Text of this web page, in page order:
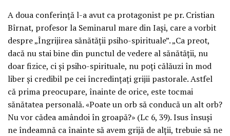
A doua conferință l-a avut ca protagonist pe pr. Cristian
Bîrnat, profesor la Seminarul mare din Iași, care a vorbit
despre „Îngrijirea sănătății psiho-spirituale”. „Ca preot,
dacă nu stai bine din punctul de vedere al sănătății, nu
doar fizice, ci și psiho-spirituale, nu poți călăuzi în mod
liber și credibil pe cei încredințați grijii pastorale. Astfel
că prima preocupare, înainte de orice, este tocmai
sănătatea personală. «Poate un orb să conducă un alt orb?
Nu vor cădea amândoi în groapă?» (Lc 6, 39). Isus însuși
ne îndeamnă ca înainte să avem grijă de alții, trebuie să ne